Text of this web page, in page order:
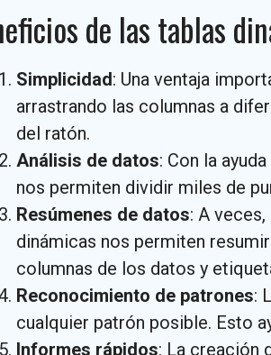
de las tablas
Simplicidad: Una ventaja
arrastrando las columnas a
del ratón.
Análisis de datos: Con la
nos permiten dividir miles de
Resúmenes de datos: A
dinámicas nos permiten
columnas de los datos y
Reconocimiento de patrones:
cualquier patrón posible. Esto
Informes rápidos: La creación